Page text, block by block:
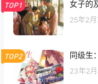
TOP1 女子的
25年2月
TOP2 同级生
23年2月